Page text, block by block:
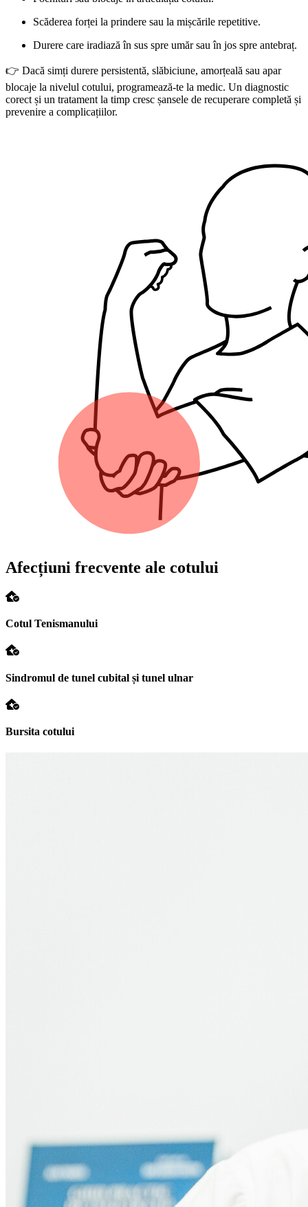
Scăderea forței la prindere sau la mișcările repetitive.
Durere care iradiază în sus spre umăr sau în jos spre antebraț.
👉 Dacă simți durere persistentă, slăbiciune, amorțeală sau apar
blocaje la nivelul cotului, programează-te la medic. Un diagnostic
corect și un tratament la timp cresc șansele de recuperare completă și
prevenire a complicațiilor.
Afecțiuni frecvente ale cotului
Cotul Tenismanului
Sindromul de tunel cubital și tunel ulnar
Bursita cotului